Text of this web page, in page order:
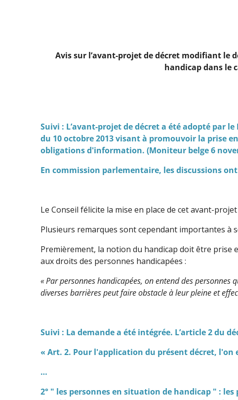
Avis sur l’avant-projet de décret modifiant le
handicap dans le
Suivi : L’avant-projet de décret a été adopté par
du 10 octobre 2013 visant à promouvoir la prise
obligations d'information. (Moniteur belge 6
En commission parlementaire, les discussions ont
Le Conseil félicite la mise en place de cet avant-
Plusieurs remarques sont cependant importantes à
Premièrement, la notion du handicap doit être prise
aux droits des personnes handicapées :
« Par personnes handicapées, on entend des
diverses barrières peut faire obstacle à leur pleine et
Suivi : La demande a été intégrée. L’article 2 du
« Art. 2. Pour l'application du présent décret, l'on
…
2° " les personnes en situation de handicap " :